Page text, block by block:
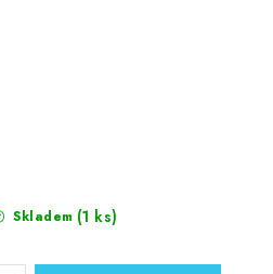
Skladem (1 ks)